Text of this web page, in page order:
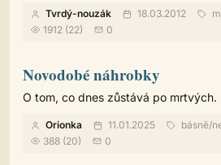
Tvrdý-nouzák 18.03.2012
1912 (22)
0
Novodobé náhrobky
O tom, co dnes zůstává po mrtvých.
Orionka 11.01.2025 básně/
388 (20)
0